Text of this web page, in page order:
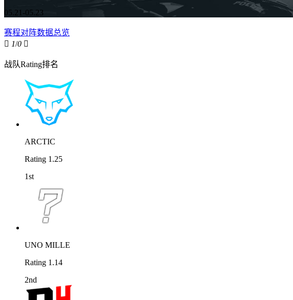
05.21-05.23
赛程对阵数据总览
 1/0 
战队Rating排名
ARCTIC
Rating 1.25
1st
UNO MILLE
Rating 1.14
2nd